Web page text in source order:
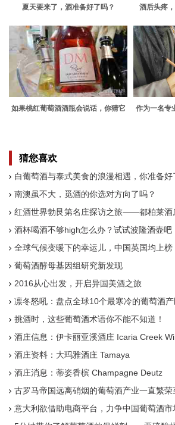
夏天要来了，酒准备好了吗？ 酒后头疼
如果桃红葡萄酒酒瓶会说话，你猜它
作为一名专
猜您喜欢
白葡萄酒与泰式美食的浪漫相遇，你准备好
南澳虽不大，觅酒的你选对方向了吗？
红酒世界勃艮第名庄探访之旅——都柏莱酒
酒杯喝酒不够high怎么办？试试波隆酒壶吧
全球气候变暖下的幸运儿，中国英国均上榜
葡萄酒酵母基因组研究新发现
2016从心出发，开启异国美酒之旅
凛冬怒吼：盘点全球10个最寒冷的葡萄酒
挑酒时，这些葡萄酒术语你不能不知道！
酒庄信息：伊卡丽亚溪酒庄 Icaria Creek
酒庄资料：大玛雅酒庄 Tamaya
酒庄消息：蒂姿香槟 Champagne Deutz
古罗马帝国远离硝烟的葡萄酒产业一直繁荣
意大利欲借助电商平台，力争中国葡萄酒